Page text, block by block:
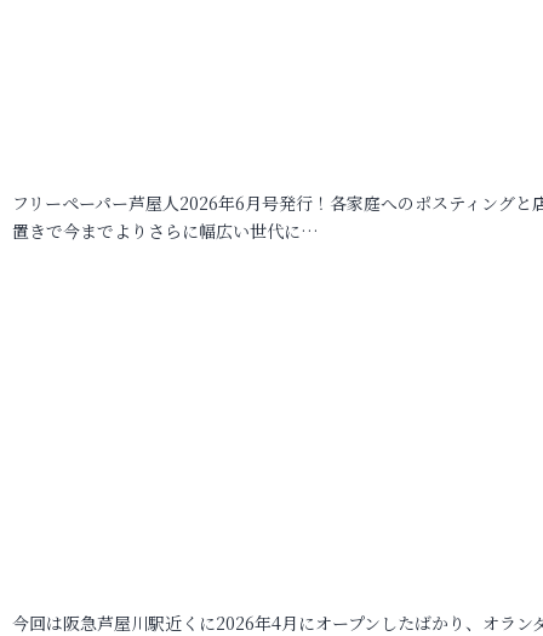
フリーペーパー芦屋人2026年6月号発行！各家庭へのポスティングと
置きで今までよりさらに幅広い世代に…
今回は阪急芦屋川駅近くに2026年4月にオープンしたばかり、オラン